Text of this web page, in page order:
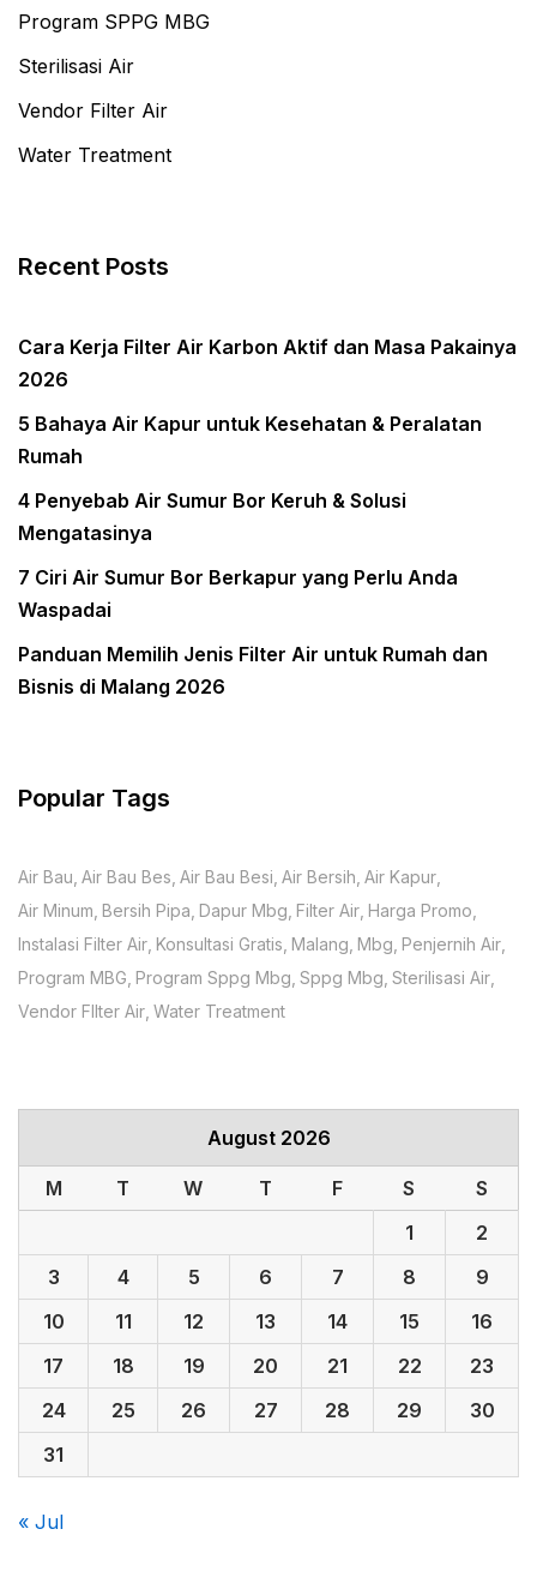
Program SPPG MBG
Sterilisasi Air
Vendor Filter Air
Water Treatment
Recent Posts
Cara Kerja Filter Air Karbon Aktif dan Masa Pakainya
2026
5 Bahaya Air Kapur untuk Kesehatan & Peralatan
Rumah
4 Penyebab Air Sumur Bor Keruh & Solusi
Mengatasinya
7 Ciri Air Sumur Bor Berkapur yang Perlu Anda
Waspadai
Panduan Memilih Jenis Filter Air untuk Rumah dan
Bisnis di Malang 2026
Popular Tags
Air Bau Air Bau Bes Air Bau Besi Air Bersih Air Kapur
Air Minum Bersih Pipa Dapur Mbg Filter Air Harga Promo
Instalasi Filter Air Konsultasi Gratis Malang Mbg Penjernih Air
Program MBG Program Sppg Mbg Sppg Mbg Sterilisasi Air
Vendor FIlter Air Water Treatment
August 2026
M T W T F S
S
1
2
3
4 5 6 7 8
9
10
11 12 13 14 15
16
17
18 19 20 21 22
23
24
25 26 27 28 29
30
31
« Jul